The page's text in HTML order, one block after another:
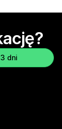
dni